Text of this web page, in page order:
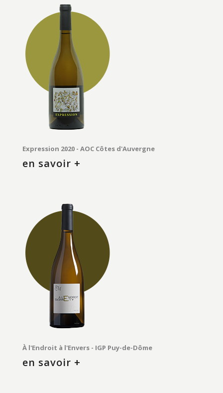
Expression 2020 - AOC Côtes d'Auvergne
en savoir +
À l'Endroit à l'Envers - IGP Puy-de-Dôme
en savoir +